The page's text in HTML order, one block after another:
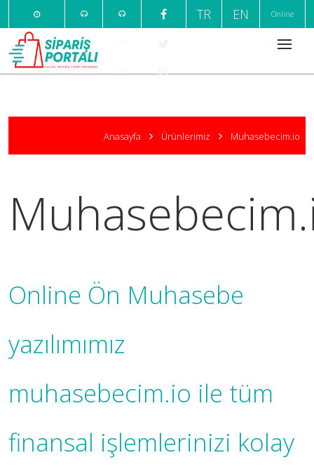
Pazartesi
- Cuma
+90
232
999 666
TR EN Online
Ödeme
Anasayfa Ürünlerimiz Muhasebecim.io
Online Ön Muhasebe
yazılımımız
muhasebecim.io ile tüm
finansal işlemlerinizi kolay